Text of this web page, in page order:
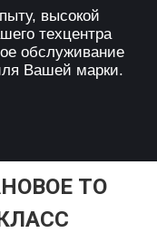
высокой
техцентра
обслуживание
Вашей марки.
ТО
КЛАСС